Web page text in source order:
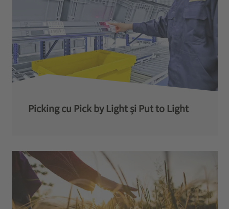
Picking cu Pick by Light și Put to Light